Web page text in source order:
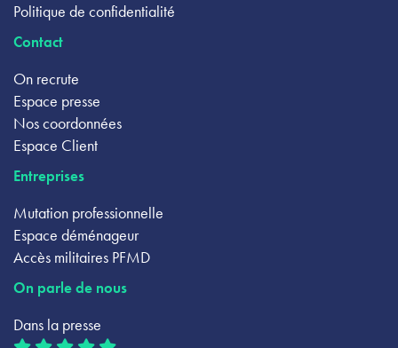
Politique de confidentialité
Contact
On recrute
Espace presse
Nos coordonnées
Espace Client
Entreprises
Mutation professionnelle
Espace déménageur
Accès militaires PFMD
On parle de nous
Dans la presse